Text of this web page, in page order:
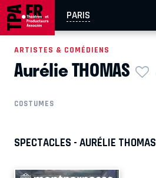
PARIS
AIX-MARSEILLE
EN TOURNÉE
ARTISTES & COMÉDIENS
Aurélie THOMAS
COSTUMES
SPECTACLES - AURÉLIE THOMAS